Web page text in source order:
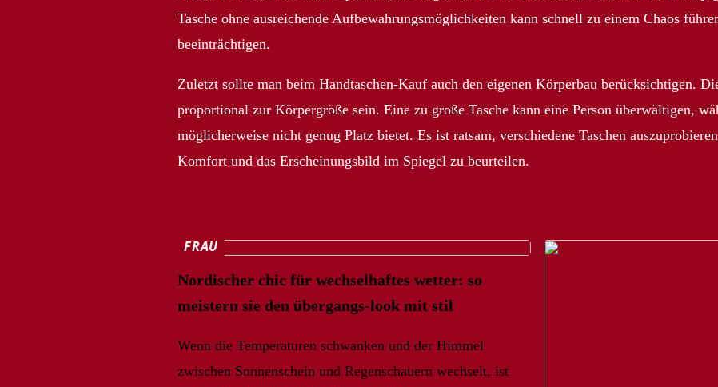
Tasche ohne ausreichende Aufbewahrungsmöglichkeiten kann schnell zu einem Chaos
beeinträchtigen.
Zuletzt sollte man beim Handtaschen-Kauf auch den eigenen Körperbau berücksichtigen.
proportional zur Körpergröße sein. Eine zu große Tasche kann eine Person überwältigen,
möglicherweise nicht genug Platz bietet. Es ist ratsam, verschiedene Taschen
Komfort und das Erscheinungsbild im Spiegel zu beurteilen.
FRAU
Nordischer chic für wechselhaftes wetter: so
meistern sie den übergangs-look mit stil
Wenn die Temperaturen schwanken und der Himmel
zwischen Sonnenschein und Regenschauern wechselt, ist